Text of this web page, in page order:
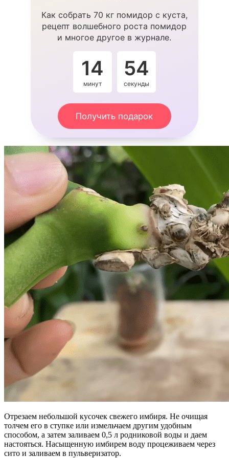
Как собрать 70 кг помидор с куста,
рецепт волшебного роста помидор
и многое другое в журнале.
14
минут
54
секунды
Получить подарок
Отрезаем небольшой кусочек свежего имбиря. Не очищая
толчем его в ступке или измельчаем другим удобным
способом, а затем заливаем 0,5 л родниковой воды и даем
настояться. Насыщенную имбирем воду процеживаем через
сито и заливаем в пульверизатор.